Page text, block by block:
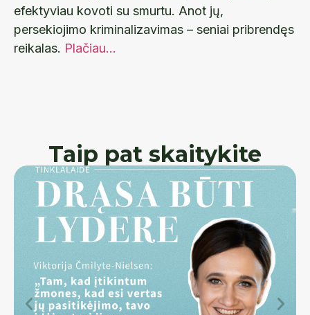
efektyviau kovoti su smurtu. Anot jų,
persekiojimo kriminalizavimas – seniai pribrendęs
reikalas. Plačiau…
Taip pat skaitykite